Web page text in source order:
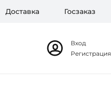
Доставка Госзаказ
Вход
Регистрация